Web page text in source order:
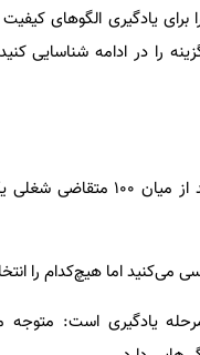
برای یادگیری الگوهای
را در ادامه شناسایی
فرض کنید می‌خواهید از میان
یادگیری است: